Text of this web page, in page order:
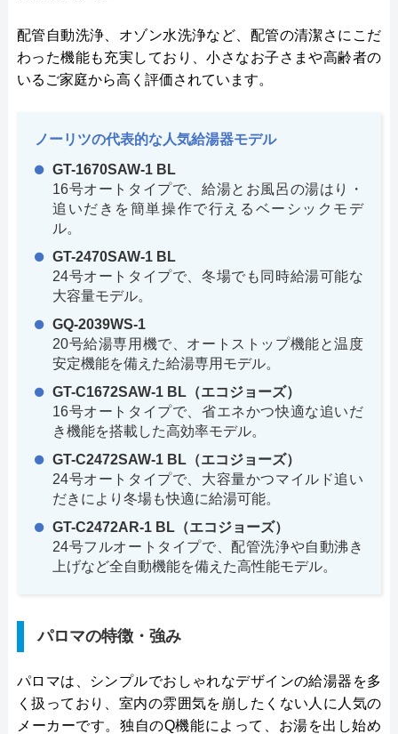
配管自動洗浄、オゾン水洗浄など、配管の清潔さにこだ
わった機能も充実しており、小さなお子さまや高齢者の
いるご家庭から高く評価されています。
ノーリツの代表的な人気給湯器モデル
GT-1670SAW-1 BL
16号オートタイプで、給湯とお風呂の湯はり・
追いだきを簡単操作で行えるベーシックモデ
ル。
GT-2470SAW-1 BL
24号オートタイプで、冬場でも同時給湯可能な
大容量モデル。
GQ-2039WS-1
20号給湯専用機で、オートストップ機能と温度
安定機能を備えた給湯専用モデル。
GT-C1672SAW-1 BL（エコジョーズ）
16号オートタイプで、省エネかつ快適な追いだ
き機能を搭載した高効率モデル。
GT-C2472SAW-1 BL（エコジョーズ）
24号オートタイプで、大容量かつマイルド追い
だきにより冬場も快適に給湯可能。
GT-C2472AR-1 BL（エコジョーズ）
24号フルオートタイプで、配管洗浄や自動沸き
上げなど全自動機能を備えた高性能モデル。
パロマの特徴・強み
パロマは、シンプルでおしゃれなデザインの給湯器を多
く扱っており、室内の雰囲気を崩したくない人に人気の
メーカーです。独自のQ機能によって、お湯を出し始め